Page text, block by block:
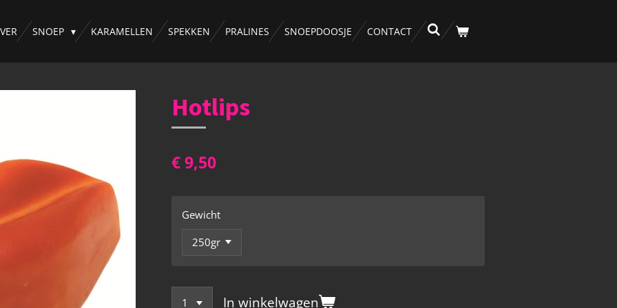
SNOEP KARAMELLEN SPEKKEN PRALINES SNOEPDOOSJE CONTACT
Hotlips
€ 9,50
Gewicht
In winkelwagen